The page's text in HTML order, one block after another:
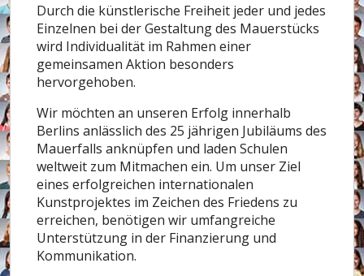
Durch die künstlerische Freiheit jeder und jedes
Einzelnen bei der Gestaltung des Mauerstücks
wird Individualität im Rahmen einer
gemeinsamen Aktion besonders
hervorgehoben.
Wir möchten an unseren Erfolg innerhalb
Berlins anlässlich des 25 jährigen Jubiläums des
Mauerfalls anknüpfen und laden Schulen
weltweit zum Mitmachen ein. Um unser Ziel
eines erfolgreichen internationalen
Kunstprojektes im Zeichen des Friedens zu
erreichen, benötigen wir umfangreiche
Unterstützung in der Finanzierung und
Kommunikation.